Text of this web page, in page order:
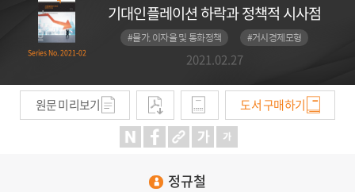
Series No. 2021-02
기대인플레이션 하락과 정책적 시사점
#물가, 이자율 및 통화정책 #거시경제모형
2021.02.27
원문 미리보기 도서 구매하기
정규철